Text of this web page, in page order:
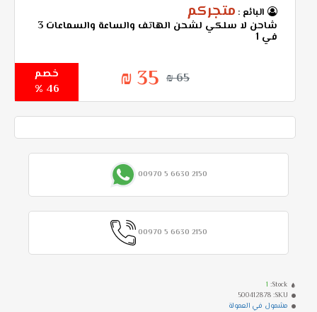
البائع : متجركم
شاحن لا سلكي لشحن الهاتف والساعة والسماعات 3
في 1
خصم
46 %
35 ₪ 65 ₪
Stock:
1
SKU:
500412878
مشمول في العمولة
00970 5 6630 2150
00970 5 6630 2150